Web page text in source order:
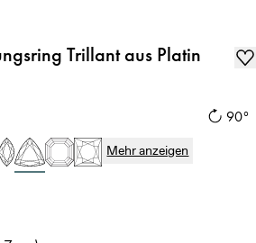
Trillant aus Platin
90°
Mehr anzeigen